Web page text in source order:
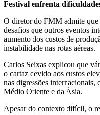
Festival enfrenta
O diretor do FMM admite que
desafios que outros eventos
aumento dos custos de
instabilidade nas rotas aéreas.
Carlos Seixas explicou que
o cartaz devido aos custos
nas digressões internacionais,
Médio Oriente e da Ásia.
Apesar do contexto difícil, o